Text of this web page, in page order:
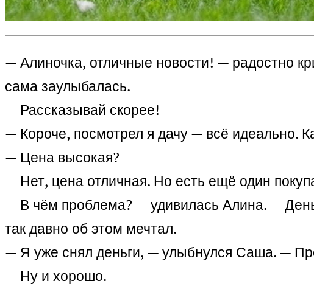
— Алиночка, отличные новости! — радостно
сама заулыбалась.
— Рассказывай скорее!
— Короче, посмотрел я дачу — всё идеально.
— Цена высокая?
— Нет, цена отличная. Но есть ещё один
— В чём проблема? — удивилась Алина. —
так давно об этом мечтал.
— Я уже снял деньги, — улыбнулся Саша. —
— Ну и хорошо.